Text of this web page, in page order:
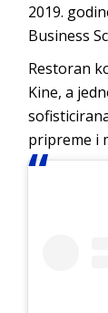
2019.
Business
Restoran
Kine, a
pripreme i